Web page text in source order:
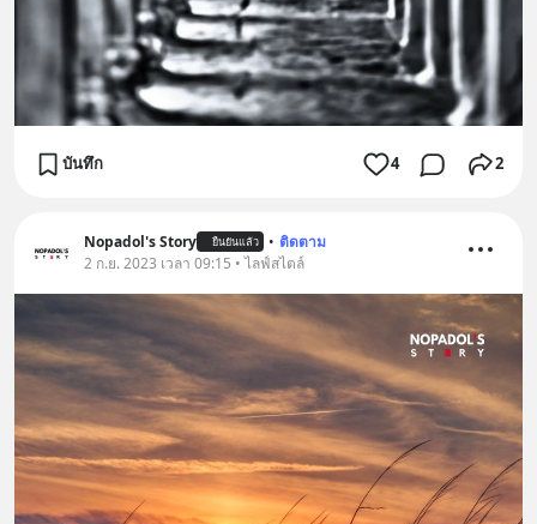
บันทึก 4 2
Nopadol's Story ยืนยันแล้ว • ติดตาม
2 ก.ย. 2023 เวลา 09:15 • ไลฟ์สไตล์